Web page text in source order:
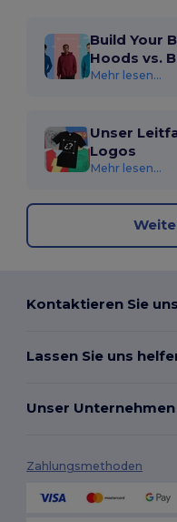
Build Your
Hoods vs.
Mehr lesen...
Unser
Logos
Mehr lesen...
Kontaktieren Sie uns
Lassen Sie uns
Unser Unternehmen
Zahlungsmethoden